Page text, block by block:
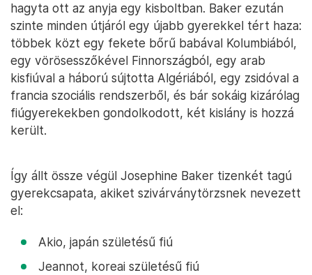
hagyta ott az anyja egy kisboltban. Baker ezután
szinte minden útjáról egy újabb gyerekkel tért haza:
többek közt egy fekete bőrű babával Kolumbiából,
egy vörösesszőkével Finnországból, egy arab
kisfiúval a háború sújtotta Algériából, egy zsidóval a
francia szociális rendszerből, és bár sokáig kizárólag
fiúgyerekekben gondolkodott, két kislány is hozzá
került.
Így állt össze végül Josephine Baker tizenkét tagú
gyerekcsapata, akiket szivárványtörzsnek nevezett
el:
Akio, japán születésű fiú
Jeannot, koreai születésű fiú